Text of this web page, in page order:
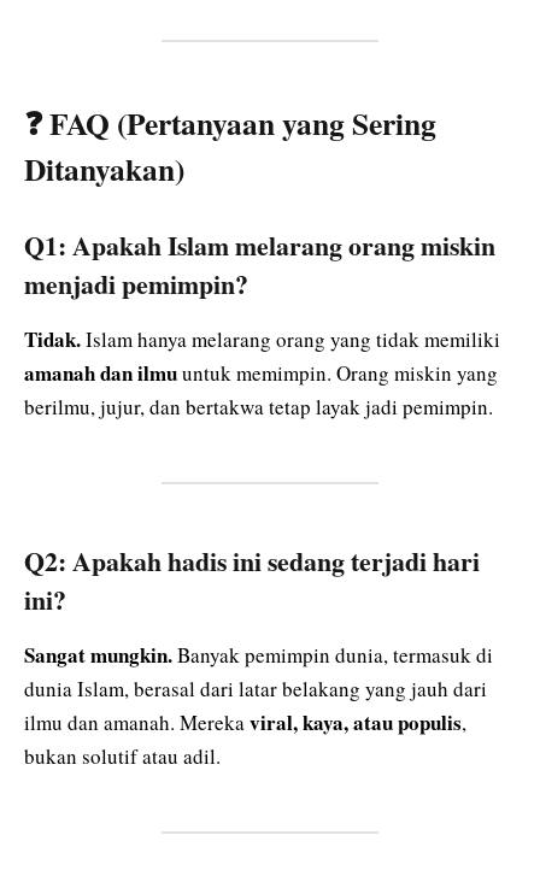
❓ FAQ (Pertanyaan yang Sering
Ditanyakan)
Q1: Apakah Islam melarang orang miskin
menjadi pemimpin?
Tidak.Islam hanya melarang orang yang tidak memiliki
amanah dan ilmuuntuk memimpin. Orang miskin yang
berilmu, jujur, dan bertakwa tetap layak jadi pemimpin.
Q2: Apakah hadis ini sedang terjadi hari
ini?
Sangat mungkin.Banyak pemimpin dunia, termasuk di
dunia Islam, berasal dari latar belakang yang jauh dari
ilmu dan amanah. Merekaviral, kaya, atau populis,
bukan solutif atau adil.